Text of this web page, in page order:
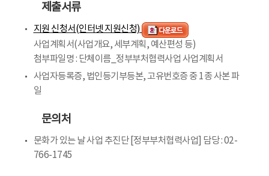
제출서류
지원 신청서(인터넷 지원신청)
사업계획서(사업개요, 세부계획, 예산편성 등)
첨부파일명 : 단체이름_정부부처협력사업 사업계획서
사업자등록증, 법인등기부등본, 고유번호증 중 1종 사본 파
일
문의처
문화가 있는 날 사업 추진단 [정부부처협력사업] 담당 : 02-
766-1745